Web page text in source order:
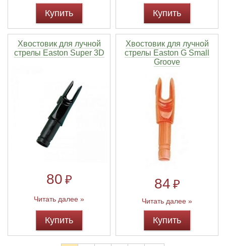
Купить Купить
Хвостовик для лучной
стрелы Easton Super 3D
80 ₽
Читать далее »
Купить
Хвостовик для лучной
стрелы Easton G Small
Groove
84 ₽
Читать далее »
Купить